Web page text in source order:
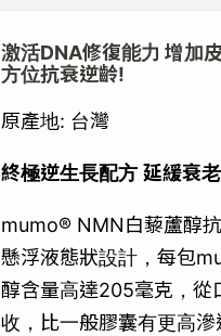
激活DNA修復能力 增加
方位抗衰逆齡!
原產地: 台灣
終極逆生長配方 延緩衰老
mumo® NMN白藜蘆醇
懸浮液態狀設計，每包
醇含量高達205毫克，從
收，比一般膠囊有更高